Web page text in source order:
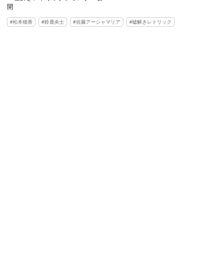
開
松本穂香 鈴鹿央士 佐藤アーシャマリア 嘘解きレトリック